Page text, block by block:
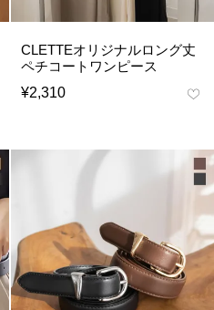
CLETTEオリジナルロング丈
ペチコートワンピース
¥2,310